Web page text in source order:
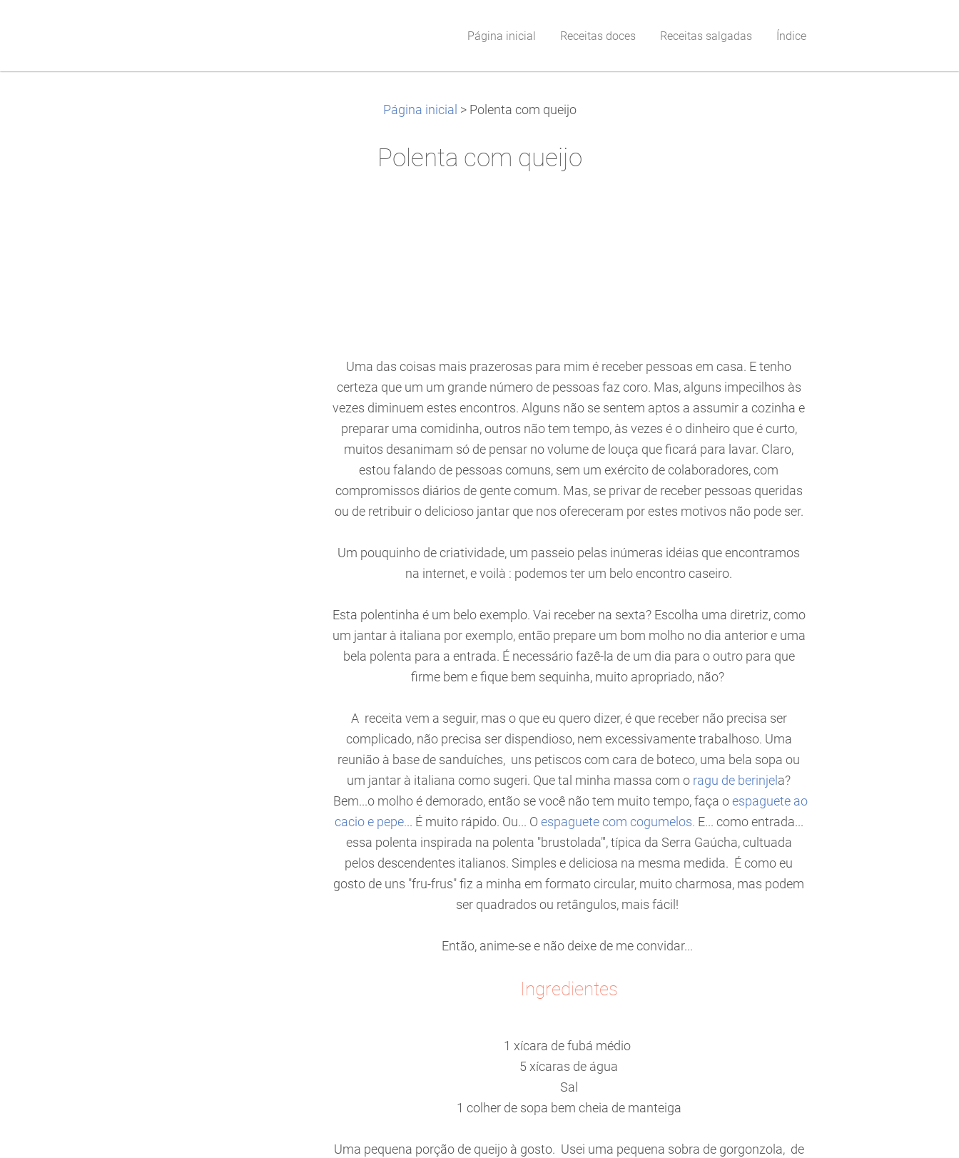
Página inicial Receitas doces Receitas salgadas Índice
Página inicial > Polenta com queijo
Polenta com queijo
Uma das coisas mais prazerosas para mim é receber pessoas em casa. E tenho
certeza que um um grande número de pessoas faz coro. Mas, alguns impecilhos às
vezes diminuem estes encontros. Alguns não se sentem aptos a assumir a cozinha e
preparar uma comidinha, outros não tem tempo, às vezes é o dinheiro que é curto,
muitos desanimam só de pensar no volume de louça que ficará para lavar. Claro,
estou falando de pessoas comuns, sem um exército de colaboradores, com
compromissos diários de gente comum. Mas, se privar de receber pessoas queridas
ou de retribuir o delicioso jantar que nos ofereceram por estes motivos não pode ser.
Um pouquinho de criatividade, um passeio pelas inúmeras idéias que encontramos
na internet, e voilà : podemos ter um belo encontro caseiro.
Esta polentinha é um belo exemplo. Vai receber na sexta? Escolha uma diretriz, como
um jantar à italiana por exemplo, então prepare um bom molho no dia anterior e uma
bela polenta para a entrada. É necessário fazê-la de um dia para o outro para que
firme bem e fique bem sequinha, muito apropriado, não?
A receita vem a seguir, mas o que eu quero dizer, é que receber não precisa ser
complicado, não precisa ser dispendioso, nem excessivamente trabalhoso. Uma
reunião à base de sanduíches, uns petiscos com cara de boteco, uma bela sopa ou
um jantar à italiana como sugeri. Que tal minha massa com o ragu de berinjel a?
Bem...o molho é demorado, então se você não tem muito tempo, faça o espaguete ao
cacio e pepe... É muito rápido. Ou... O espaguete com cogumelos. E... como entrada...
essa polenta inspirada na polenta "brustolada"', típica da Serra Gaúcha, cultuada
pelos descendentes italianos. Simples e deliciosa na mesma medida. É como eu
gosto de uns "fru-frus" fiz a minha em formato circular, muito charmosa, mas podem
ser quadrados ou retângulos, mais fácil!
Então, anime-se e não deixe de me convidar...
Ingredientes
1 xícara de fubá médio
5 xícaras de água
Sal
1 colher de sopa bem cheia de manteiga
Uma pequena porção de queijo à gosto. Usei uma pequena sobra de gorgonzola, de